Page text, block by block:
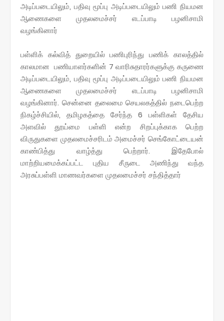
அடிப்படையிலும், பதிவு மூப்பு அடிப்படையிலும் பணி நியமன
ஆணைகளை முதலமைச்சர் எடப்பாடி பழனிசாமி
வழங்கினார்
பள்ளிக் கல்வித் துறையில் பணிபுரிந்து பணிக் காலத்தில்
காலமான பணியாளர்களின் 7 வாரிசுதாரர்களுக்கு கருணை
அடிப்படையிலும், பதிவு மூப்பு அடிப்படையிலும் பணி நியமன
ஆணைகளை முதலமைச்சர் எடப்பாடி பழனிசாமி
வழங்கினார். சென்னை தலைமை செயலகத்தில் நடைபெற்ற
நிகழ்ச்சியில், தமிழகத்தை சேர்ந்த 6 பள்ளிகள் தேசிய
அளவில் தூய்மை பள்ளி என்ற சிறப்புக்காக பெற்ற
விருதுகளை முதலமைச்சரிடம் அமைச்சர் செங்கோட்டையன்
காண்பித்து வாழ்த்து பெற்றார். இதேபோல்
மாற்றியமைக்கப்பட்ட புதிய சீருடை அணிந்து வந்த
அரசுப்பள்ளி மாணவர்களை முதலமைச்சர் சந்தித்தார்